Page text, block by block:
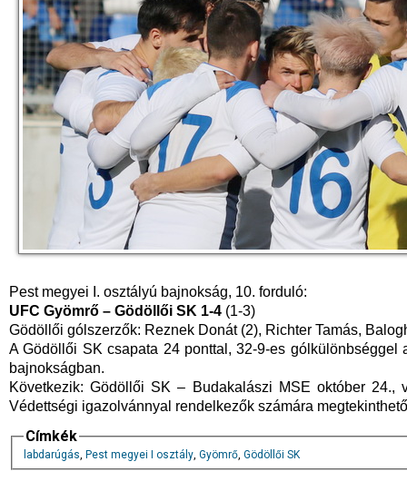
Pest megyei I. osztályú bajnokság, 10. forduló:
UFC Gyömrő – Gödöllői SK 1-4 (1-3)
Gödöllői gólszerzők: Reznek Donát (2), Richter Tamás,
A Gödöllői SK csapata 24 ponttal, 32-9-es gólkülönbséggel
bajnokságban.
Következik: Gödöllői SK – Budakalászi MSE október 24.,
Védettségi igazolvánnyal rendelkezők számára
Címkék
labdarúgás, Pest megyei I osztály, Gyömrő, Gödöllői SK